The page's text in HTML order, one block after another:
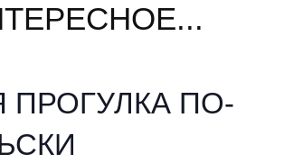
ПРОГУЛКА ПО-